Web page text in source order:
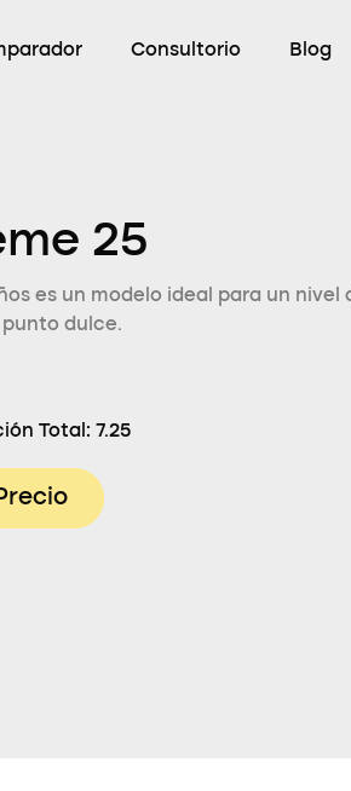
Consultorio Blog
25
es un modelo ideal para un nivel
dulce.
Total: 7.25